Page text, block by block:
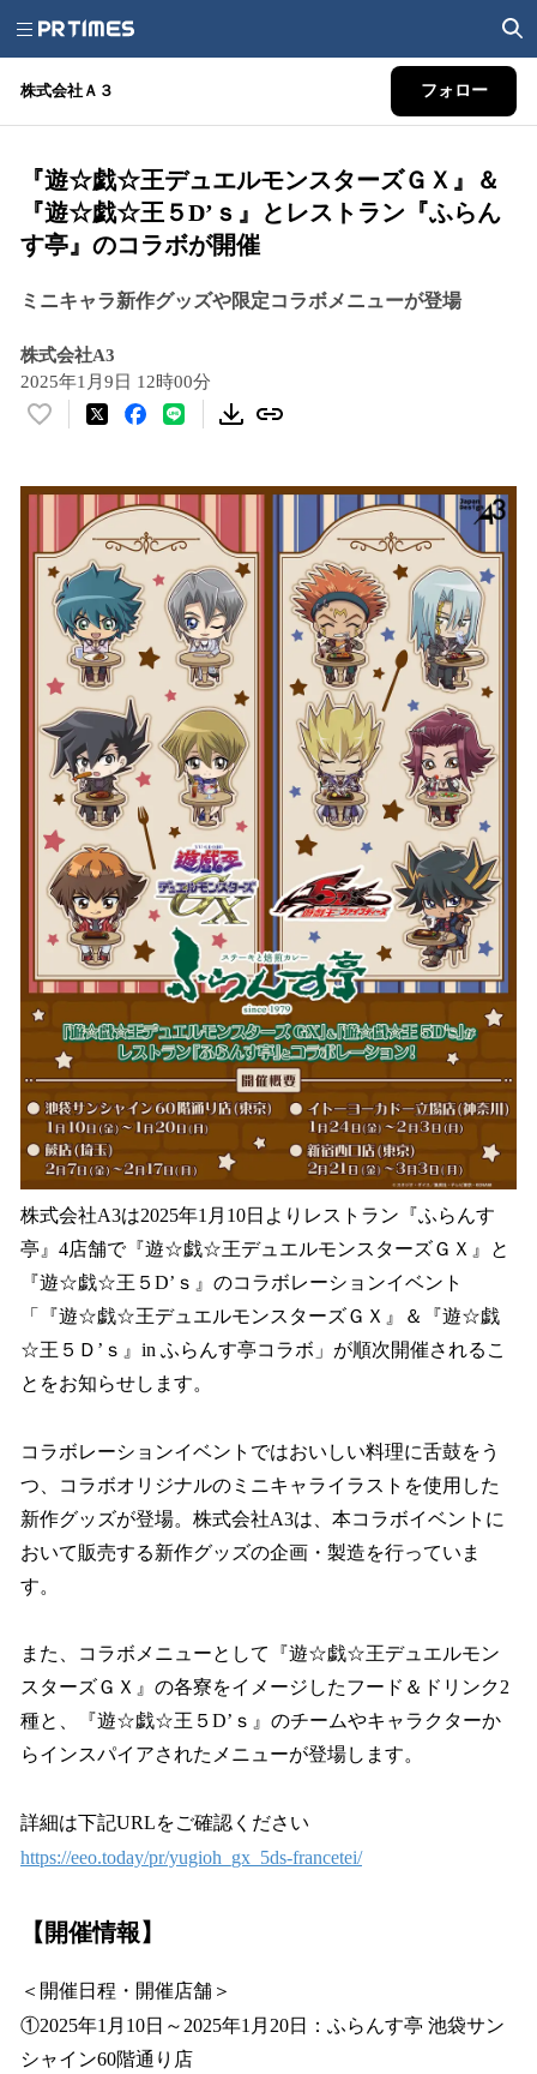
株式会社Ａ３ フォロー
『遊☆戯☆王デュエルモンスターズＧＸ』＆
『遊☆戯☆王５D’ｓ』とレストラン『ふらん
す亭』のコラボが開催
ミニキャラ新作グッズや限定コラボメニューが登場
株式会社A3
2025年1月9日 12時00分
い
！
を
読
み
込
中
す
株式会社A3は2025年1月10日よりレストラン『ふらんす
亭』4店舗で『遊☆戯☆王デュエルモンスターズＧＸ』と
『遊☆戯☆王５D’ｓ』のコラボレーションイベント
「『遊☆戯☆王デュエルモンスターズＧＸ』＆『遊☆戯
☆王５Ｄ’ｓ』in ふらんす亭コラボ」が順次開催されるこ
とをお知らせします。
コラボレーションイベントではおいしい料理に舌鼓をう
つ、コラボオリジナルのミニキャライラストを使用した
新作グッズが登場。株式会社A3は、本コラボイベントに
おいて販売する新作グッズの企画・製造を行っていま
す。
また、コラボメニューとして『遊☆戯☆王デュエルモン
スターズＧＸ』の各寮をイメージしたフード＆ドリンク2
種と、『遊☆戯☆王５D’ｓ』のチームやキャラクターか
らインスパイアされたメニューが登場します。
詳細は下記URLをご確認ください
https://eeo.today/pr/yugioh_gx_5ds-francetei/
【開催情報】
＜開催日程・開催店舗＞
①2025年1月10日～2025年1月20日：ふらんす亭 池袋サン
シャイン60階通り店